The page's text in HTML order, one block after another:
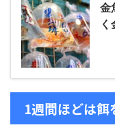
金
1週間ほどは餌